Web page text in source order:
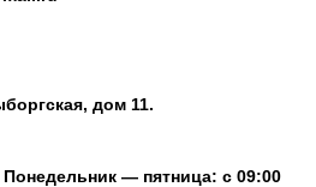
дом 11.
— пятница: с 09:00